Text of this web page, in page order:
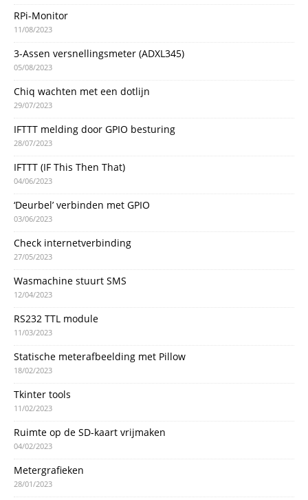
RPi-Monitor
11/08/2023
3-Assen versnellingsmeter (ADXL345)
05/08/2023
Chiq wachten met een dotlijn
29/07/2023
IFTTT melding door GPIO besturing
28/07/2023
IFTTT (IF This Then That)
04/06/2023
‘Deurbel’ verbinden met GPIO
03/06/2023
Check internetverbinding
27/05/2023
Wasmachine stuurt SMS
12/04/2023
RS232 TTL module
11/03/2023
Statische meterafbeelding met Pillow
18/02/2023
Tkinter tools
11/02/2023
Ruimte op de SD-kaart vrijmaken
04/02/2023
Metergrafieken
28/01/2023